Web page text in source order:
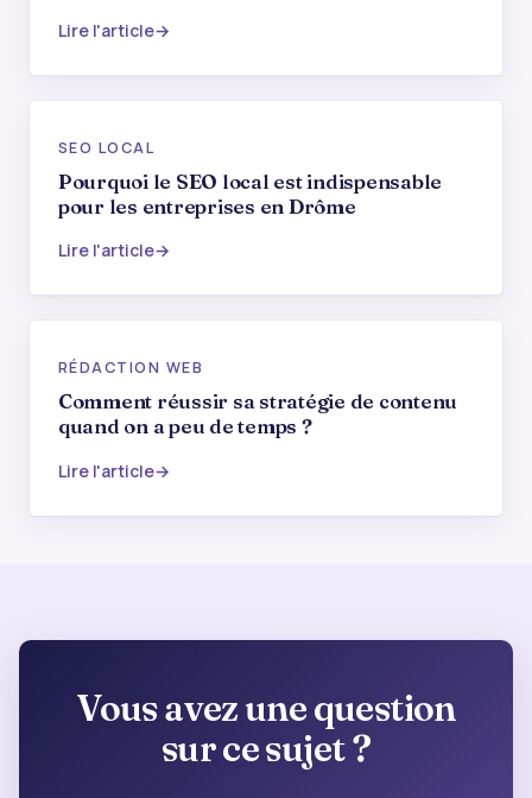
Lire l'article
SEO LOCAL
Pourquoi le SEO local est indispensable
pour les entreprises en Drôme
Lire l'article
RÉDACTION WEB
Comment réussir sa stratégie de contenu
quand on a peu de temps ?
Lire l'article
Vous avez une question
sur ce sujet ?